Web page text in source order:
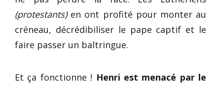
(protestants)en ont profité pour monter au
créneau, décrédibiliser le pape captif et le
faire passer un baltringue.
Et ça fonctionne ! Henri est menacé par le